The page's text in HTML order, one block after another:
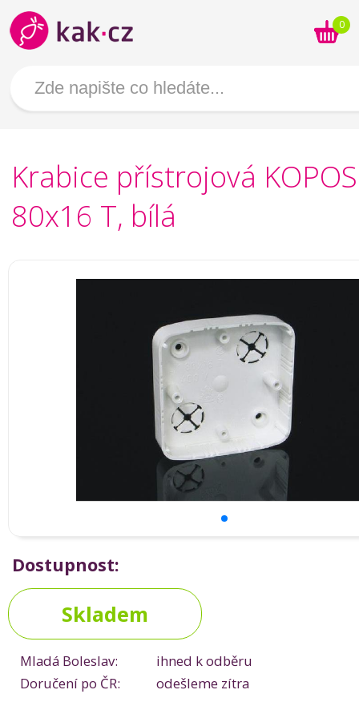
0
Krabice přístrojová
80x16 T, bílá
Dostupnost:
Skladem
Mladá Boleslav:
ihned k odběru
Doručení po ČR:
odešleme zítra